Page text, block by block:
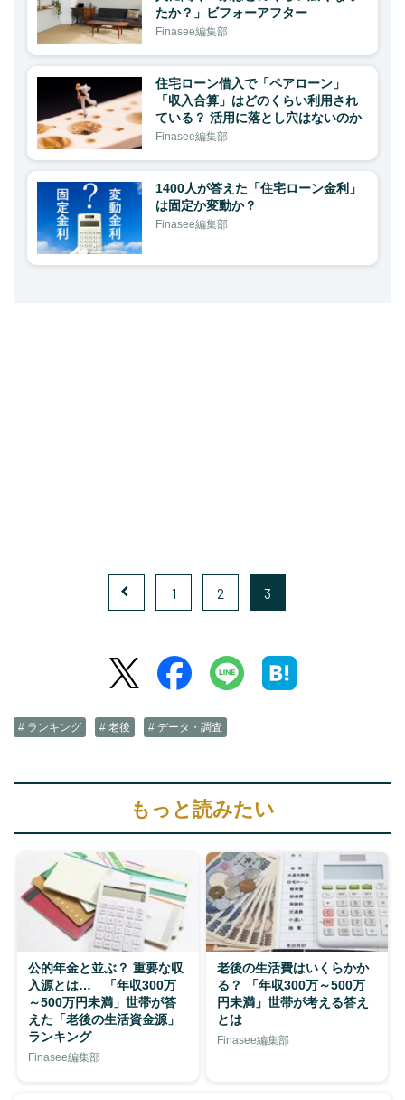
たか？」ビフォーアフター
Finasee編集部
住宅ローン借入で「ペアローン」
「収入合算」はどのくらい利用され
ている？ 活用に落とし穴はないのか
Finasee編集部
1400人が答えた「住宅ローン金利」
は固定か変動か？
Finasee編集部
1 2 3
# ランキング # 老後 # データ・調査
もっと読みたい
公的年金と並ぶ？ 重要な収
入源とは… 「年収300万
～500万円未満」世帯が答
えた「老後の生活資金源」
ランキング
Finasee編集部
老後の生活費はいくらかか
る？ 「年収300万～500万
円未満」世帯が考える答え
とは
Finasee編集部